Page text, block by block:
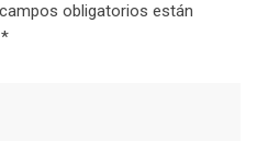
obligatorios están
*